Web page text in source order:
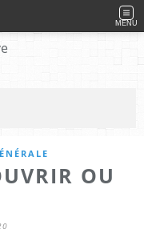
MENU
OU